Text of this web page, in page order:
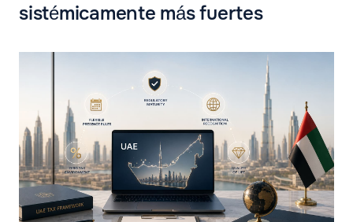
sistémicamente más fuertes